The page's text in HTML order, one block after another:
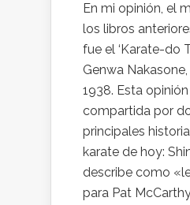
En mi opinión, el
los libros
fue el ‘Karate-do
Genwa
1938. Esta opinión
compartida por
principales
karate de hoy:
describe como
para Pat